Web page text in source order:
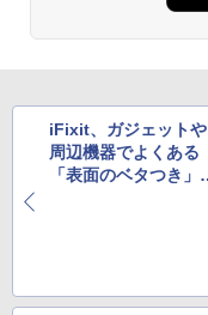
iFixit、ガジェットや
周辺機器でよくある
「表面のベタつき」